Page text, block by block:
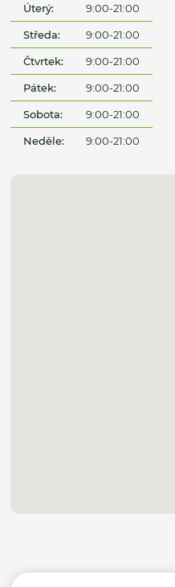
Úterý: 9:00-21:00
Středa: 9:00-21:00
Čtvrtek: 9:00-21:00
Pátek: 9:00-21:00
Sobota: 9:00-21:00
Neděle: 9:00-21:00